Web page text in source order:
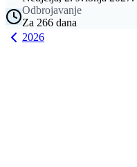
Odbrojavanje
Za 266 dana
2026